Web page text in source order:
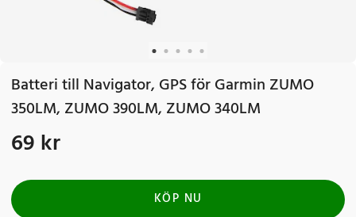
Batteri till Navigator, GPS för Garmin ZUMO
350LM, ZUMO 390LM, ZUMO 340LM
Pris: 69 kr
69 kr
KÖP NU